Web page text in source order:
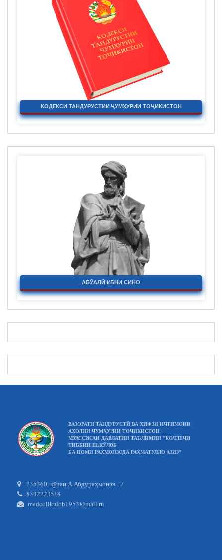
КОДЕКСИ ТАНДУРУСТИИ ҶУМҲУРИИ ТОҶИКИСТОН
АБӮАЛӢ ИБНИ СИНО
ВАЗОРАТИ ТАНДУРУСТӢ ВА ҲИФЗИ ИҶТИМОИИ
АҲОЛИИ ҶУМҲУРИИ ТОҶИКИСТОН
МУАССИСАИ ДАВЛАТИИ ТАЪЛИМИИ "КОЛЛЕҶИ
ТИББИИ Ш.КӮЛОБ
БА НОМИ РАҲМОНЗОДА РАҲМАТУЛЛО АЗИЗ"
735360, кӯчаи А.Абдураҳмонов - 7
8332223518
medcollkulob1953@mail.ru